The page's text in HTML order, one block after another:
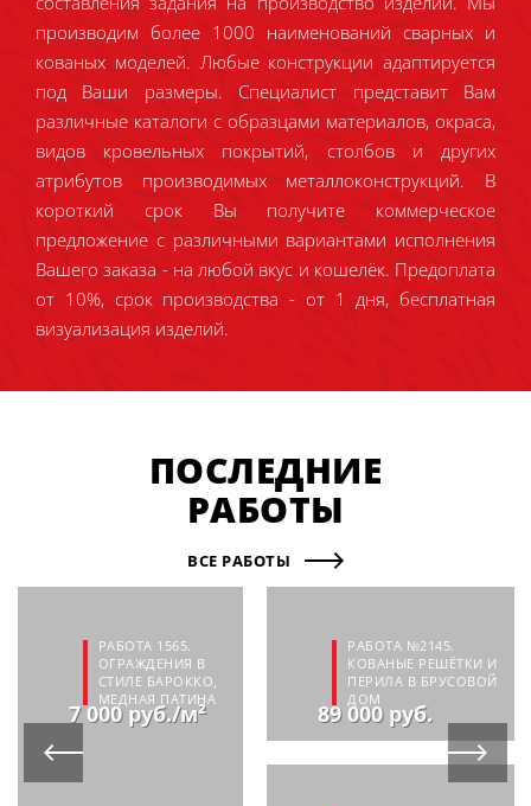
производим более 1000 наименований сварных и
кованых моделей. Любые конструкции адаптируется
под Ваши размеры. Специалист представит Вам
различные каталоги с образцами материалов, окраса,
видов кровельных покрытий, столбов и других
атрибутов производимых металлоконструкций. В
короткий срок Вы получите коммерческое
предложение с различными вариантами исполнения
Вашего заказа - на любой вкус и кошелёк. Предоплата
от 10%, срок производства - от 1 дня, бесплатная
визуализация изделий.
ПОСЛЕДНИЕ
РАБОТЫ
ВСЕ РАБОТЫ
РАБОТА 1565.
ОГРАЖДЕНИЯ В
СТИЛЕ БАРОККО,
МЕДНАЯ ПАТИНА
7 000 руб./м²
РАБОТА №2145.
КОВАНЫЕ РЕШЁТКИ И
ПЕРИЛА В БРУСОВОЙ
ДОМ
89 000 руб.